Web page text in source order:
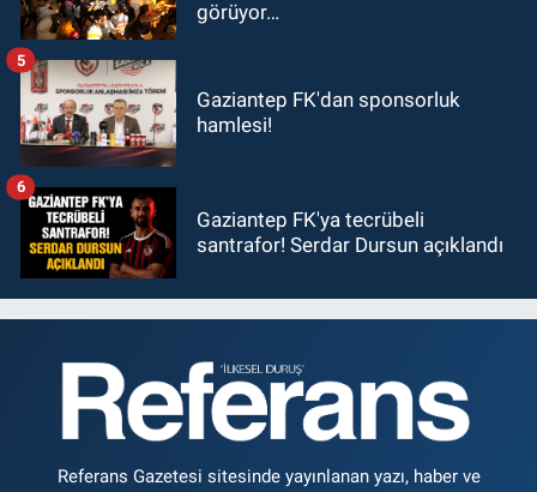
görüyor…
Gaziantep FK'dan sponsorluk
hamlesi!
5
Gaziantep FK'ya tecrübeli
santrafor! Serdar Dursun açıklandı
6
Referans Gazetesi sitesinde yayınlanan yazı, haber ve